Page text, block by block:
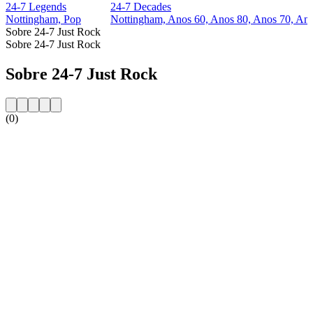
24-7 Legends
Nottingham, Pop
24-7 Decades
Nottingham, Anos 60, Anos 80, Anos 70,
Sobre 24-7 Just Rock
Sobre 24-7 Just Rock
Sobre 24-7 Just Rock
(0)